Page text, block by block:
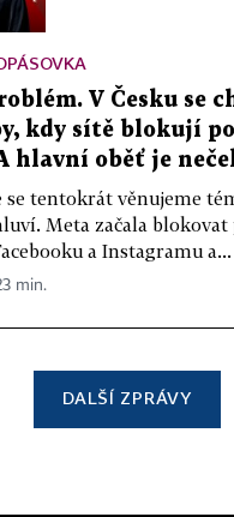
V Česku se
kdy sítě blokují
hlavní oběť je
se tentokrát věnujeme
Meta začala
a Instagramu a...
min.
DALŠÍ ZPRÁVY